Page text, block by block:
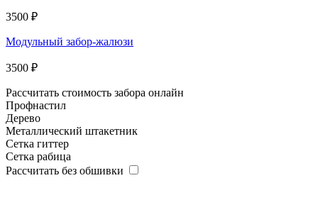
3500 ₽
Модульный забор-жалюзи
3500 ₽
Рассчитать стоимость забора онлайн
Профнастил
Дерево
Металлический штакетник
Сетка гиттер
Сетка рабица
Рассчитать без обшивки